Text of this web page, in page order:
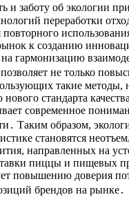
и заботу об экологии
переработки
к созданию
гармонизацию
не только
такие методы,
стандарта
современное
Таким образом,
становятся
направленных на
пиццы и пищевых
повышению доверия
брендов на рынке․